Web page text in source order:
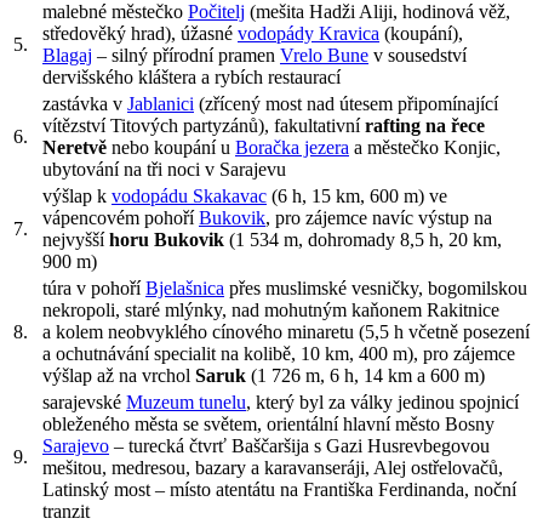
5.
malebné městečko Počitelj (mešita Hadži Aliji, hodinová věž,
středověký hrad), úžasné vodopády Kravica (koupání),
Blagaj – silný přírodní pramen Vrelo Bune v sousedství
dervišského kláštera a rybích restaurací
6.
zastávka v Jablanici (zřícený most nad útesem připomínající
vítězství Titových partyzánů), fakultativnírafting na řece
Neretvě nebo koupání u Boračka jezera a městečko Konjic,
ubytování na tři noci v Sarajevu
7.
výšlap k vodopádu Skakavac (6 h, 15 km, 600 m) ve
vápencovém pohoříBukovik, pro zájemce navíc výstup na
nejvyššíhoru Bukovik (1 534 m, dohromady 8,5 h, 20 km,
900 m)
8.
túra v pohoříBjelašnica přes muslimské vesničky, bogomilskou
nekropoli, staré mlýnky, nad mohutným kaňonem Rakitnice
a kolem neobvyklého cínového minaretu (5,5 h včetně posezení
a ochutnávání specialit na kolibě, 10 km, 400 m), pro zájemce
výšlap až na vrchol Saruk (1 726 m, 6 h, 14 km a 600 m)
9.
sarajevské Muzeum tunelu, který byl za války jedinou spojnicí
obleženého města se světem, orientální hlavní město Bosny
Sarajevo – turecká čtvrť Baščaršija s Gazi Husrevbegovou
mešitou, medresou, bazary a karavanseráji, Alej ostřelovačů,
Latinský most – místo atentátu na Františka Ferdinanda, noční
tranzit